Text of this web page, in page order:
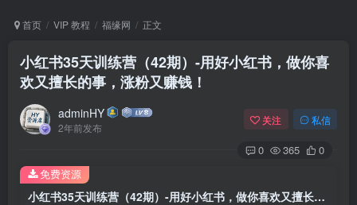
首页 VIP 教程 福缘网 正文
小红书35天训练营（42期）-用好小红书，做你喜
欢又擅长的事，涨粉又赚钱！
adminHY
2年前发布
关注 私信
0 365 0
小红书35天训练营（42期）-用好小红书，做你喜欢又擅长的事，涨粉又赚钱！
免费资源